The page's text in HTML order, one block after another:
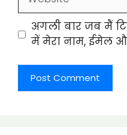
अगली बार जब मैं
में मेरा नाम, ईमेल